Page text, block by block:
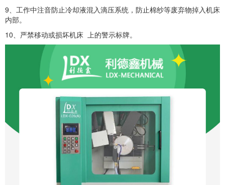
9、工作中注音防止冷却液混入滴压系统，防止棉纱等废弃物掉入机床
内部。
10、严禁移动或损坏机床 上的警示标牌。